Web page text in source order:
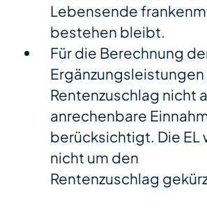
Lebensende
bestehen bleibt.
Für die Berechnung
Rentenzuschlag nicht
anrechenbare
berücksichtigt. Die EL
nicht um den
Rentenzuschlag